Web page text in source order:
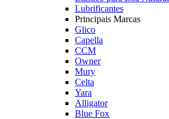
Lubrificantes
Principais Marcas
Glico
Capella
CCM
Owner
Mury
Celta
Yara
Alligator
Blue Fox